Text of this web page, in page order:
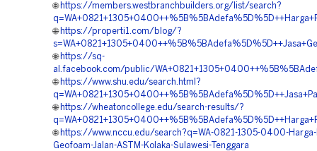
🌐 https://members.westbranchbuilders.org/list/search?
🌐 https://properti1.com/blog/?
🌐 https://sq-
al.facebook.com/public/
🌐 https://www.shu.edu/search.html?
🌐 https://wheatoncollege.edu/search-results/?
🌐 https://www.nccu.edu/search?q=WA-0821-1305-0400-Harga-
Geofoam-Jalan-ASTM-Kolaka-Sulawesi-Tenggara